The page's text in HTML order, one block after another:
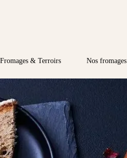
Fromages & Terroirs Nos fromages